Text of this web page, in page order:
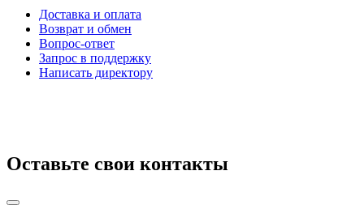
Доставка и оплата
Возврат и обмен
Вопрос-ответ
Запрос в поддержку
Написать директору
Оставьте свои контакты